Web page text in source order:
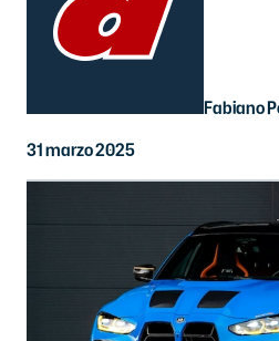
Fabiano
31 marzo 2025